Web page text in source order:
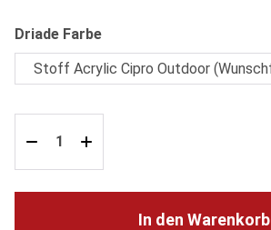
Driade Farbeauswählen
In den Warenkorb